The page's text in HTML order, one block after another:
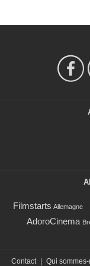
Filmstarts Allemagne
AdoroCinema
Contact Qui